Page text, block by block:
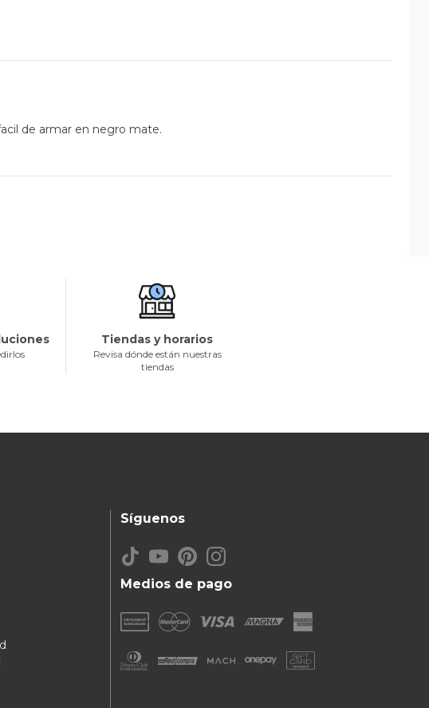
de armar en negro mate.
Tiendas y horarios
Revisa dónde están nuestras
tiendas
Medios de pago
Síguenos